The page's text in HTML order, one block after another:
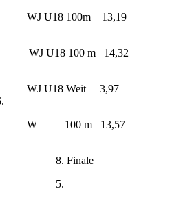
WJ U18 100m 13,19
m 14,32
WJ U18 Weit 3,97
W 100 m 13,57
8. Finale
sec 5.